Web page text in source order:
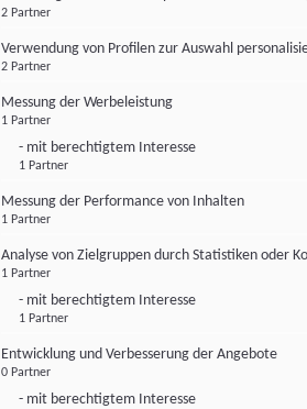
2 Partner
Verwendung von Profilen zur Auswahl
2 Partner
Messung der Werbeleistung
1 Partner
- mit berechtigtem Interesse
1 Partner
Messung der Performance von Inhalten
1 Partner
Analyse von Zielgruppen durch Statistiken oder
1 Partner
- mit berechtigtem Interesse
1 Partner
Entwicklung und Verbesserung der Angebote
0 Partner
- mit berechtigtem Interesse